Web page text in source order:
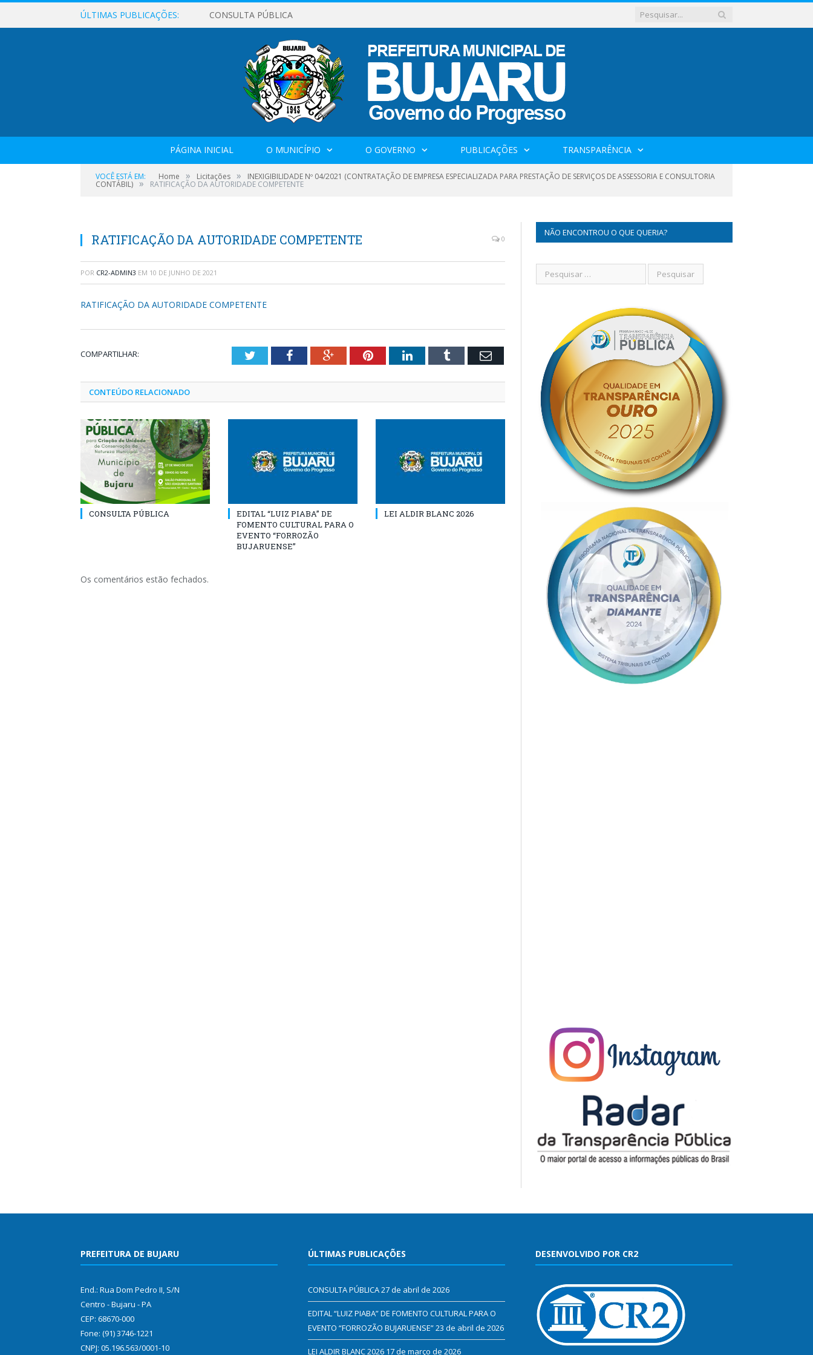
ÚLTIMAS PUBLICAÇÕES: CONSULTA PÚBLICA
PÁGINA INICIAL O MUNICÍPIO O GOVERNO PUBLICAÇÕES TRANSPARÊNCIA
VOCÊ ESTÁ EM: Home » Licitações » INEXIGIBILIDADE Nº 04/2021 (CONTRATAÇÃO DE EMPRESA ESPECIALIZADA PARA PRESTAÇÃO DE SERVIÇOS DE ASSESSORIA E CONSULTORIA
CONTÁBIL) » RATIFICAÇÃO DA AUTORIDADE COMPETENTE
RATIFICAÇÃO DA AUTORIDADE COMPETENTE 0
POR CR2-ADMIN3 EM 10 DE JUNHO DE 2021
RATIFICAÇÃO DA AUTORIDADE COMPETENTE
COMPARTILHAR: TwitterFacebookGoogle+PinterestLinkedInTumblr Email
CONTEÚDO RELACIONADO
CONSULTA PÚBLICA
EDITAL “LUIZ PIABA” DE
FOMENTO CULTURAL PARA O
EVENTO “FORROZÃO
BUJARUENSE”
LEI ALDIR BLANC 2026
Os comentários estão fechados.
NÃO ENCONTROU O QUE QUERIA?
PREFEITURA DE BUJARU
End.: Rua Dom Pedro II, S/N
Centro - Bujaru - PA
CEP: 68670-000
Fone: (91) 3746-1221
CNPJ: 05.196.563/0001-10
ÚLTIMAS PUBLICAÇÕES
CONSULTA PÚBLICA27 de abril de 2026
EDITAL “LUIZ PIABA” DE FOMENTO CULTURAL PARA O
EVENTO “FORROZÃO BUJARUENSE”23 de abril de 2026
LEI ALDIR BLANC 2026 17 de março de 2026
DESENVOLVIDO POR CR2